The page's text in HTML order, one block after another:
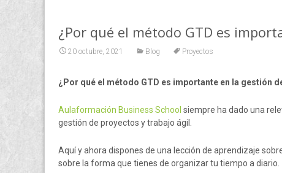
¿Por qué el método GTD es
20 octubre, 2021 Blog Proyectos
¿Por qué el método GTD es importante en la gestión
Aulaformación Business School siempre ha dado una
gestión de proyectos y trabajo ágil.
Aquí y ahora dispones de una lección de aprendizaje
sobre la forma que tienes de organizar tu tiempo a diario.